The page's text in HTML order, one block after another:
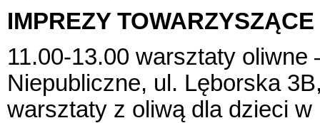
IMPREZY TOWARZYSZĄCE
11.00-13.00 warsztaty
Niepubliczne, ul. Lęborska
warsztaty z oliwą dla dzieci